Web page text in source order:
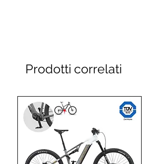
Prodotti correlati